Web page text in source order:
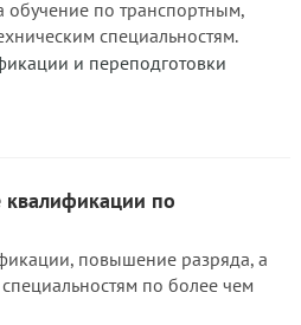
по транспортным,
специальностям.
и переподготовки
по
повышение разряда, а
по более чем